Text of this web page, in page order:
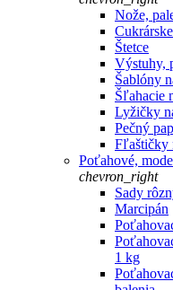
Nože,
Štetce
Výstuhy,
Šablóny
Šľahacie
Lyžičky
Pečný
Fľaštičky
Poťahové,
chevron_right
Sady
Marcipán
1 kg